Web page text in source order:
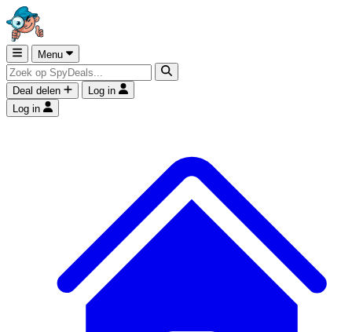
Menu
Deal delen
Log in
Log in